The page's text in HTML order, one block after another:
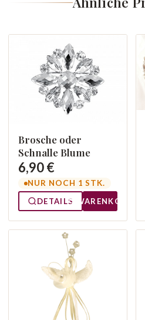
Brosche oder
Schnalle Blume
6,90 €
NUR NOCH 1 STK.
DETAILS
WARENKORB